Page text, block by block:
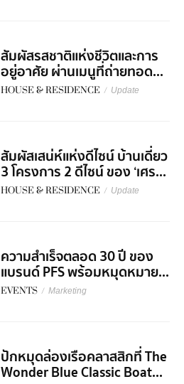
สัมผัสรสชาติแห่งชีวิตและการ
อยู่อาศัย ผ่านเมนูที่ถ่ายทอด...
HOUSE & RESIDENCE / Update
สัมผัสเสน่ห์แห่งดีไซน์ บ้านเดี่ยว
3 โครงการ 2 ดีไซน์ ของ ‘เศร...
HOUSE & RESIDENCE / Update
ความสำเร็จตลอด 30 ปี ของ
แบรนด์ PFS พร้อมหมุดหมาย...
EVENTS / Marketing
ปักหมุดล่องเรือคลาสสิกที่ The
Wonder Blue Classic Boat...